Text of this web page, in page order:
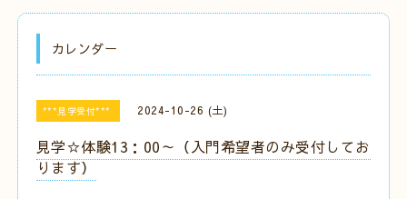
カレンダー
***見学受付*** 2024-10-26 (土)
見学☆体験13：00～（入門希望者のみ受付してお
ります）